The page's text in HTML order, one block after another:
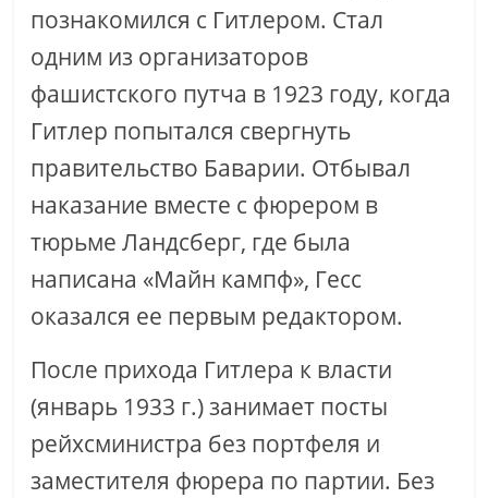
познакомился с Гитлером. Стал
одним из организаторов
фашистского путча в 1923 году, когда
Гитлер попытался свергнуть
правительство Баварии. Отбывал
наказание вместе с фюрером в
тюрьме Ландсберг, где была
написана «Майн кампф», Гесс
оказался ее первым редактором.
После прихода Гитлера к власти
(январь 1933 г.) занимает посты
рейхсминистра без портфеля и
заместителя фюрера по партии. Без